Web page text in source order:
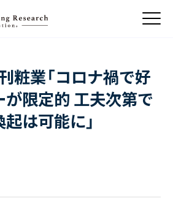
について
粧業「コロナ禍で好
限定的 工夫次第で
は可能に」